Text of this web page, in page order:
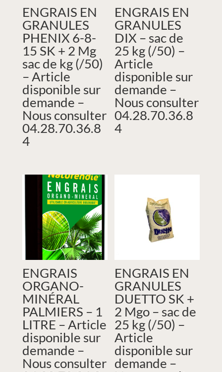
ENGRAIS EN
GRANULES
PHENIX 6-8-
15 SK + 2 Mg
sac de kg (/50)
– Article
disponible sur
demande –
Nous consulter
04.28.70.36.8
4
ENGRAIS EN
GRANULES
DIX – sac de
25 kg (/50) –
Article
disponible sur
demande –
Nous consulter
04.28.70.36.8
4
ENGRAIS
ORGANO-
MINÉRAL
PALMIERS – 1
LITRE – Article
disponible sur
demande –
Nous consulter
ENGRAIS EN
GRANULES
DUETTO SK +
2 Mgo – sac de
25 kg (/50) –
Article
disponible sur
demande –